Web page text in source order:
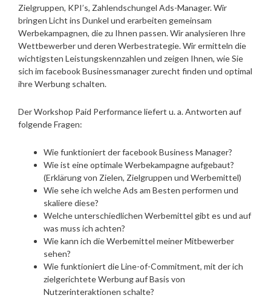
Zielgruppen, KPI’s, Zahlendschungel Ads-Manager. Wir
bringen Licht ins Dunkel und erarbeiten gemeinsam
Werbekampagnen, die zu Ihnen passen. Wir analysieren Ihre
Wettbewerber und deren Werbestrategie. Wir ermitteln die
wichtigsten Leistungskennzahlen und zeigen Ihnen, wie Sie
sich im facebook Businessmanager zurecht finden und optimal
ihre Werbung schalten.
Der Workshop Paid Performance liefert u. a. Antworten auf
folgende Fragen:
Wie funktioniert der facebook Business Manager?
Wie ist eine optimale Werbekampagne aufgebaut?
(Erklärung von Zielen, Zielgruppen und Werbemittel)
Wie sehe ich welche Ads am Besten performen und
skaliere diese?
Welche unterschiedlichen Werbemittel gibt es und auf
was muss ich achten?
Wie kann ich die Werbemittel meiner Mitbewerber
sehen?
Wie funktioniert die Line-of-Commitment, mit der ich
zielgerichtete Werbung auf Basis von
Nutzerinteraktionen schalte?